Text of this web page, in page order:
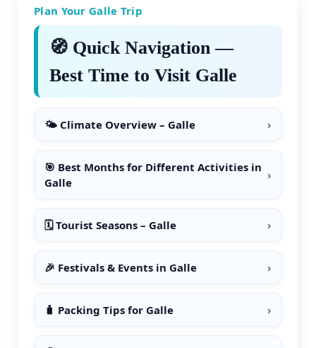
Plan Your Galle Trip
🧭 Quick Navigation —
Best Time to Visit Galle
🌤 Climate Overview – Galle ›
🎯 Best Months for Different Activities in
Galle
›
🗓️ Tourist Seasons – Galle ›
🎉 Festivals & Events in Galle ›
🧳 Packing Tips for Galle ›